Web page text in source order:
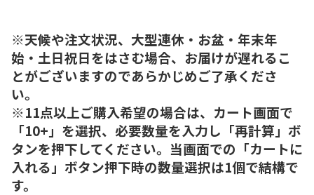
※天候や注文状況、大型連休・お盆・年末年
始・土日祝日をはさむ場合、お届けが遅れるこ
とがございますのであらかじめご了承くださ
い。
※11点以上ご購入希望の場合は、カート画面で
「10+」を選択、必要数量を入力し「再計算」ボ
タンを押下してください。当画面での「カートに
入れる」ボタン押下時の数量選択は1個で結構で
す。